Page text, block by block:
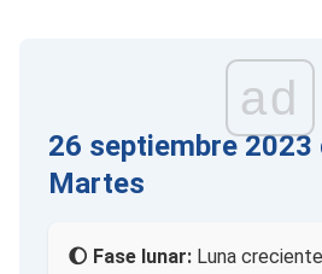
ad
26 septiembre 2023
Martes
🌔 Fase lunar: Luna